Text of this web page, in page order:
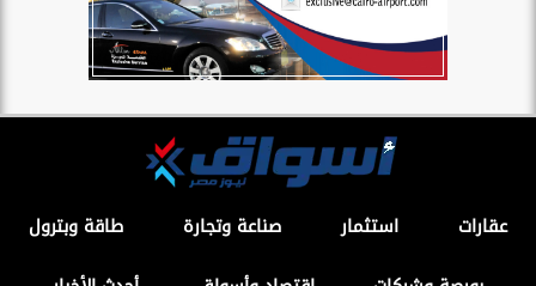
عقارات استثمار صناعة وتجارة
طاقة وبترول